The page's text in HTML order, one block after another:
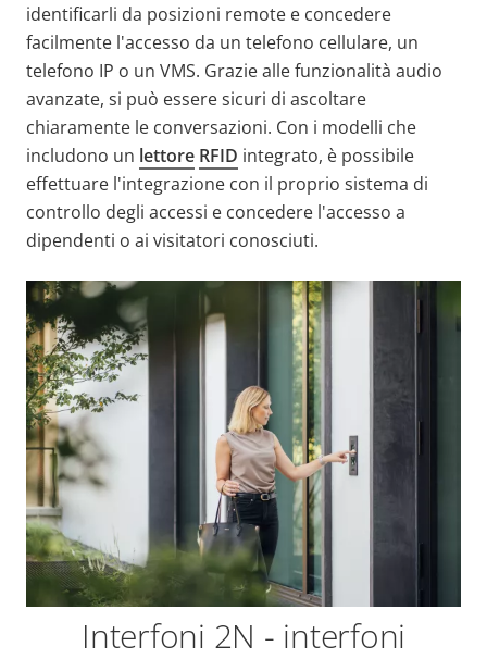
identificarli da posizioni remote e concedere
facilmente l'accesso da un telefono cellulare, un
telefono IP o un VMS. Grazie alle funzionalità audio
avanzate, si può essere sicuri di ascoltare
chiaramente le conversazioni. Con i modelli che
includono un lettore RFID integrato, è possibile
effettuare l'integrazione con il proprio sistema di
controllo degli accessi e concedere l'accesso a
dipendenti o ai visitatori conosciuti.
Interfoni 2N - interfoni